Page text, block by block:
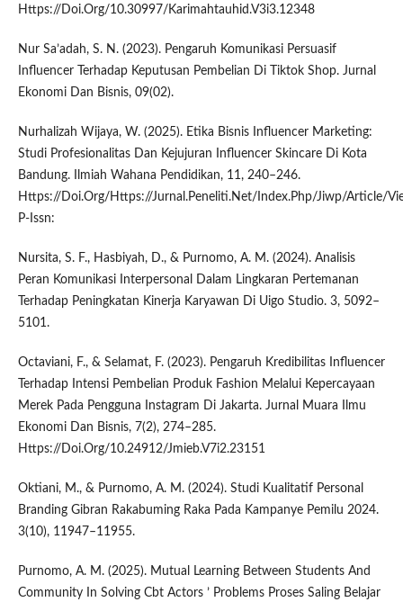
Https://Doi.Org/10.30997/Karimahtauhid.V3i3.12348
Nur Sa’adah, S. N. (2023). Pengaruh Komunikasi Persuasif
Influencer Terhadap Keputusan Pembelian Di Tiktok Shop. Jurnal
Ekonomi Dan Bisnis, 09(02).
Nurhalizah Wijaya, W. (2025). Etika Bisnis Influencer Marketing:
Studi Profesionalitas Dan Kejujuran Influencer Skincare Di Kota
Bandung. Ilmiah Wahana Pendidikan, 11, 240–246.
Https://Doi.Org/Https://Jurnal.Peneliti.Net/Index.Php/Jiwp/Article/
P-Issn:
Nursita, S. F., Hasbiyah, D., & Purnomo, A. M. (2024). Analisis
Peran Komunikasi Interpersonal Dalam Lingkaran Pertemanan
Terhadap Peningkatan Kinerja Karyawan Di Uigo Studio. 3, 5092–
5101.
Octaviani, F., & Selamat, F. (2023). Pengaruh Kredibilitas Influencer
Terhadap Intensi Pembelian Produk Fashion Melalui Kepercayaan
Merek Pada Pengguna Instagram Di Jakarta. Jurnal Muara Ilmu
Ekonomi Dan Bisnis, 7(2), 274–285.
Https://Doi.Org/10.24912/Jmieb.V7i2.23151
Oktiani, M., & Purnomo, A. M. (2024). Studi Kualitatif Personal
Branding Gibran Rakabuming Raka Pada Kampanye Pemilu 2024.
3(10), 11947–11955.
Purnomo, A. M. (2025). Mutual Learning Between Students And
Community In Solving Cbt Actors ’ Problems Proses Saling Belajar